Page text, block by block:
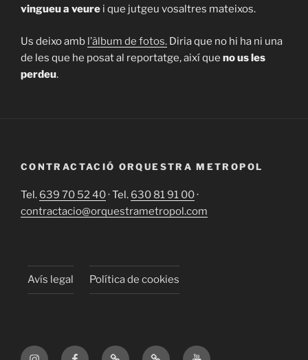
vingueu a veure i que jutgeu vosaltres mateixos.
Us deixo amb l’àlbum de fotos. Diria que no hi ha ni una
de les que he posat al reportatge, així que no us les
perdeu.
CONTRACTACIÓ ORQUESTRA METROPOL
Tel. 639 70 52 40· Tel. 630 81 91 00·
contractacio@orquestrametropol.com
Avís legal Política de cookies
InstagramFacebook
X TikTok YouTube